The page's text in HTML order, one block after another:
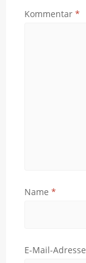
Kommentar *
Name *
E-Mail-Adresse